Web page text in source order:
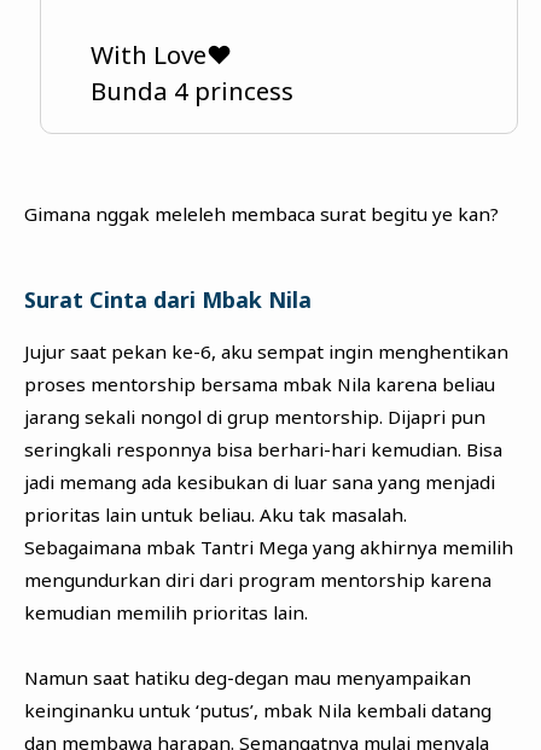
With Love❤️
Bunda 4 princess
Gimana nggak meleleh membaca surat begitu ye kan?
Surat Cinta dari Mbak Nila
Jujur saat pekan ke-6, aku sempat ingin menghentikan
proses mentorship bersama mbak Nila karena beliau
jarang sekali nongol di grup mentorship. Dijapri pun
seringkali responnya bisa berhari-hari kemudian. Bisa
jadi memang ada kesibukan di luar sana yang menjadi
prioritas lain untuk beliau. Aku tak masalah.
Sebagaimana mbak Tantri Mega yang akhirnya memilih
mengundurkan diri dari program mentorship karena
kemudian memilih prioritas lain.
Namun saat hatiku deg-degan mau menyampaikan
keinginanku untuk ‘putus’, mbak Nila kembali datang
dan membawa harapan. Semangatnya mulai menyala